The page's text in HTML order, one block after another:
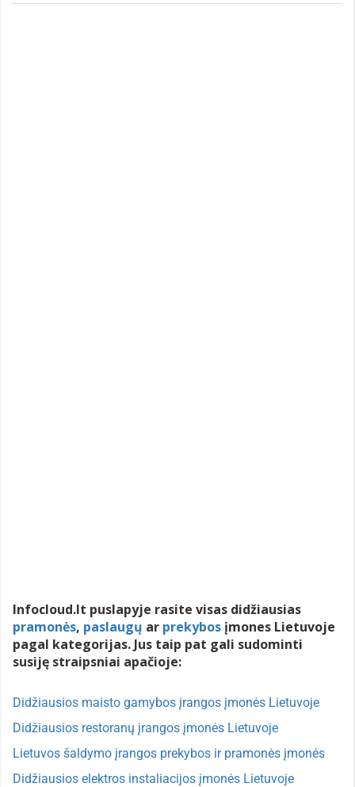
Infocloud.lt puslapyje rasite visas didžiausias
pramonės, paslaugų ar prekybos įmones Lietuvoje
pagal kategorijas. Jus taip pat gali sudominti
susiję straipsniai apačioje:
Didžiausios maisto gamybos įrangos įmonės Lietuvoje
Didžiausios restoranų įrangos įmonės Lietuvoje
Lietuvos šaldymo įrangos prekybos ir pramonės įmonės
Didžiausios elektros instaliacijos įmonės Lietuvoje